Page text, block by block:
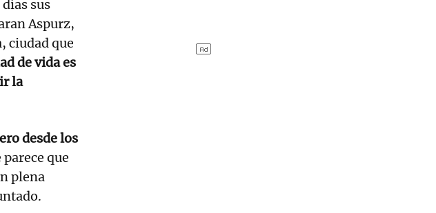
sus
Aspurz,
ciudad que
de vida es
la
desde los
que
plena